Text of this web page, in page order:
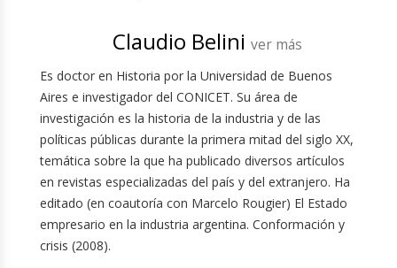
Claudio Belini ver más
Es doctor en Historia por la Universidad de Buenos
Aires e investigador del CONICET. Su área de
investigación es la historia de la industria y de las
políticas públicas durante la primera mitad del siglo XX,
temática sobre la que ha publicado diversos artículos
en revistas especializadas del país y del extranjero. Ha
editado (en coautoría con Marcelo Rougier) El Estado
empresario en la industria argentina. Conformación y
crisis (2008).